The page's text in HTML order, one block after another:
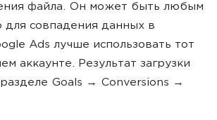
файла. Он может быть любым
для совпадения данных в
Ads лучше использовать тот
аккаунте. Результат загрузки
Goals → Conversions →